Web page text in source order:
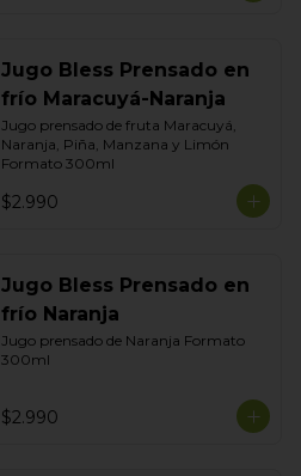
Jugo Bless Prensado en
frío Maracuyá-Naranja
Jugo prensado de fruta Maracuyá,
Naranja, Piña, Manzana y Limón
Formato 300ml
$2.990
Jugo Bless Prensado en
frío Naranja
Jugo prensado de Naranja Formato
300ml
$2.990